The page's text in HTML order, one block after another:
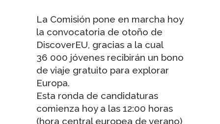
La Comisión pone en marcha hoy
la convocatoria de otoño de
DiscoverEU, gracias a la cual
36 000 jóvenes recibirán un bono
de viaje gratuito para explorar
Europa.
Esta ronda de candidaturas
comienza hoy a las 12:00 horas
(hora central europea de verano)